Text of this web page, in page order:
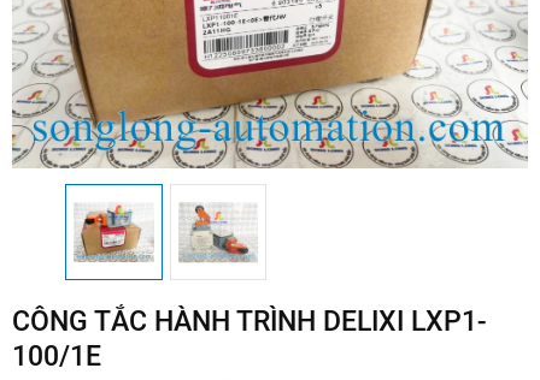
CÔNG TẮC HÀNH TRÌNH DELIXI LXP1-
100/1E